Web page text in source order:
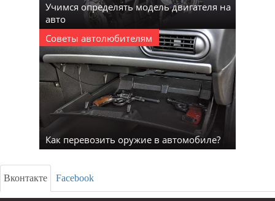
Учимся определять модель двигателя на
авто
Советы автолюбителям
Как перевозить оружие в автомобиле?
Вконтакте Facebook